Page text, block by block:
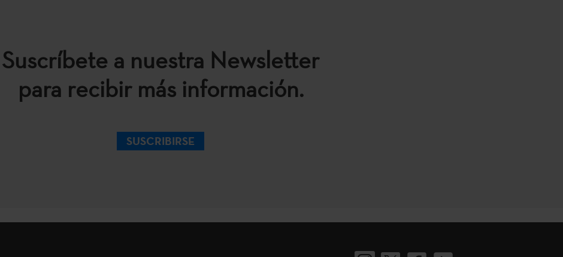
Suscríbete a nuestra Newsletter
para recibir más información.
SUSCRIBIRSE